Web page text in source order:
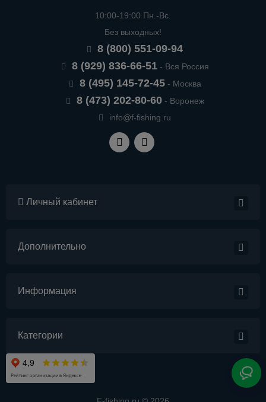
10:00-19:00 Пн.-Вс.
Без выходных!
8 (800) 551-09-94
8 (929) 836-66-51- Вся Россия
8 (495) 145-72-45- Москва
8 (473) 202-80-60- Воронеж
info@f-fishing.ru
Личный кабинет
Дополнительно
Информация
Категории